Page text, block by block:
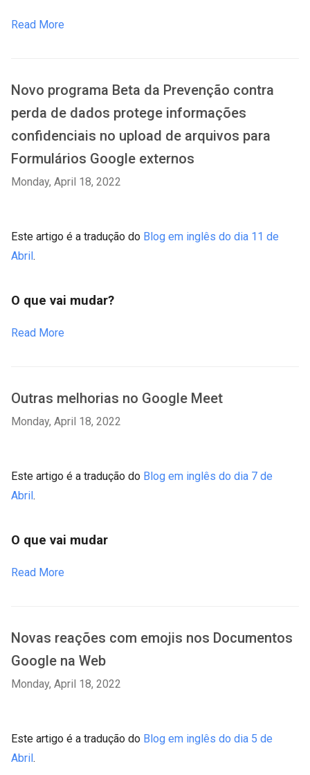
Read More
Novo programa Beta da Prevenção contra
perda de dados protege informações
confidenciais no upload de arquivos para
Formulários Google externos
Monday, April 18, 2022
Este artigo é a tradução do Blog em inglês do dia 11 de
Abril.
O que vai mudar?
Read More
Outras melhorias no Google Meet
Monday, April 18, 2022
Este artigo é a tradução do Blog em inglês do dia 7 de
Abril.
O que vai mudar
Read More
Novas reações com emojis nos Documentos
Google na Web
Monday, April 18, 2022
Este artigo é a tradução do Blog em inglês do dia 5 de
Abril.